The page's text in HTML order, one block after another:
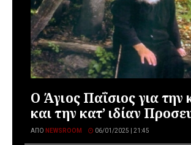
Ο Άγιος Παΐσιος για την
και την κατ’ ιδίαν
ΑΠΌ NEWSROOM 06/01/2025 | 21:45